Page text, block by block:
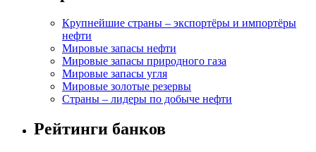
Крупнейшие страны – экспортёры и импортёры
нефти
Мировые запасы нефти
Мировые запасы природного газа
Мировые запасы угля
Мировые золотые резервы
Страны – лидеры по добыче нефти
Рейтинги банков